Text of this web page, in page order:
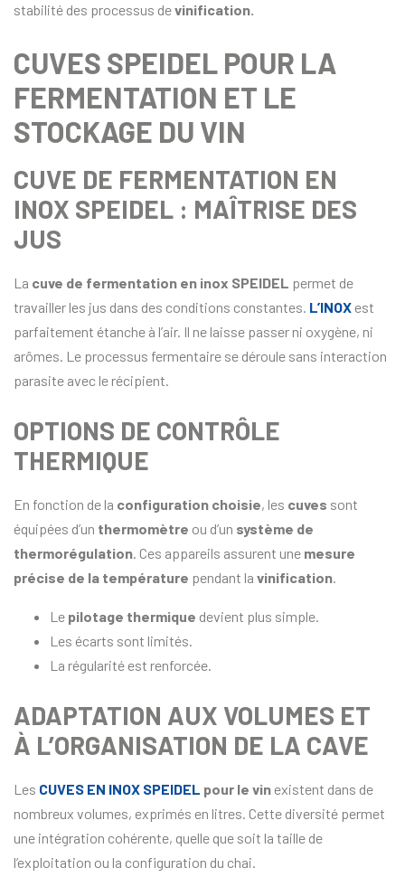
stabilité des processus devinification.
CUVES SPEIDEL POUR LA
FERMENTATION ET LE
STOCKAGE DU VIN
CUVE DE FERMENTATION EN
INOX SPEIDEL : MAÎTRISE DES
JUS
La cuve de fermentation en inox SPEIDEL permet de
travailler les jus dans des conditions constantes. L’INOX est
parfaitement étanche à l’air. Il ne laisse passer ni oxygène, ni
arômes. Le processus fermentaire se déroule sans interaction
parasite avec le récipient.
OPTIONS DE CONTRÔLE
THERMIQUE
En fonction de la configuration choisie, les cuves sont
équipées d’un thermomètre ou d’un système de
thermorégulation. Ces appareils assurent une mesure
précise de la température pendant la vinification.
Le pilotage thermique devient plus simple.
Les écarts sont limités.
La régularité est renforcée.
ADAPTATION AUX VOLUMES ET
À L’ORGANISATION DE LA CAVE
Les CUVES EN INOX SPEIDEL pour le vin existent dans de
nombreux volumes, exprimés en litres. Cette diversité permet
une intégration cohérente, quelle que soit la taille de
l’exploitation ou la configuration du chai.